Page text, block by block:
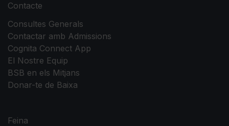
Contacte
Consultes Generals
Contactar amb Admissions
Cognita Connect App
El Nostre Equip
BSB en els Mitjans
Donar-te de Baixa
Feina